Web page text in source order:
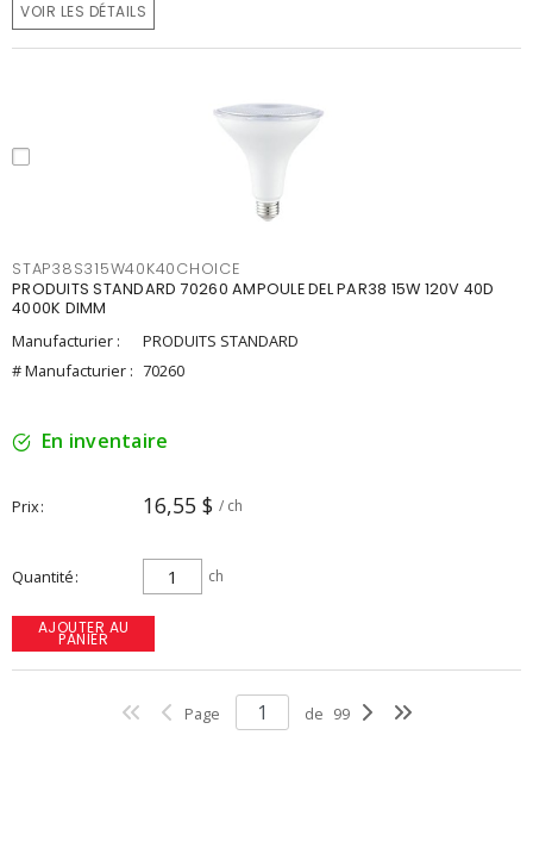
VOIR LES DÉTAILS
STAP38S315W40K40CHOICE
PRODUITS STANDARD 70260 AMPOULE DEL PAR38 15W 120V 40D
4000K DIMM
Manufacturier :
PRODUITS STANDARD
# Manufacturier : 70260
En inventaire
Prix 16,55 $ / ch
Quantité ch
AJOUTER AU
PANIER
Page de 99